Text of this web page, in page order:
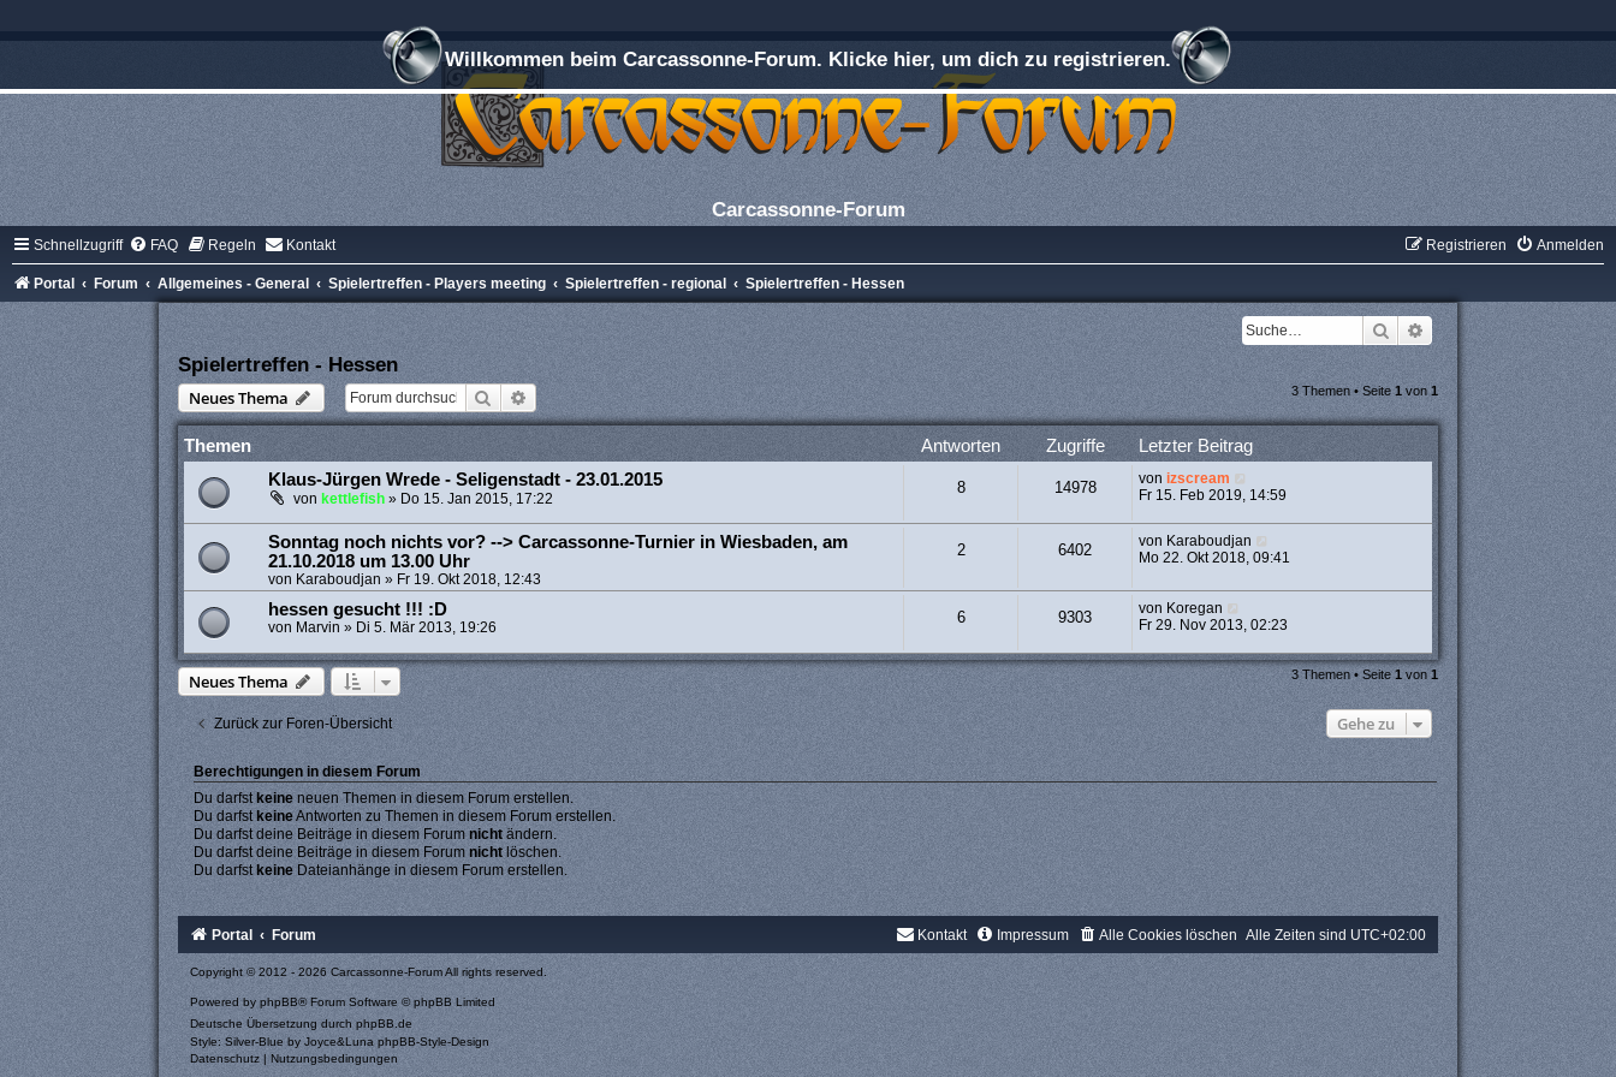
Willkommen beim Carcassonne-Forum. Klicke hier, um dich zu registrieren.
Carcassonne-Forum
Schnellzugriff FAQ Regeln Kontakt Anmelden
Registrieren
Portal Forum Allgemeines - General Spielertreffen - Players meeting Spielertreffen - regional Spielertreffen - Hessen
Suche
Erweiterte Suche
Spielertreffen - Hessen
Neues Thema
Suche Erweiterte Suche 3 Themen • Seite1 von1
Themen Antworten Zugriffe Letzter Beitrag
Klaus-Jürgen Wrede - Seligenstadt - 23.01.2015
von kettlefish» Do 15. Jan 2015, 17:22
8 14978 von izscream
Fr 15. Feb 2019, 14:59
Sonntag noch nichts vor? --> Carcassonne-Turnier in Wiesbaden, am
21.10.2018 um 13.00 Uhr
von Karaboudjan » Fr 19. Okt 2018, 12:43
2 6402 von Karaboudjan
Mo 22. Okt 2018, 09:41
hessen gesucht !!! :D
von Marvin » Di 5. Mär 2013, 19:26
6 9303 von Koregan
Fr 29. Nov 2013, 02:23
Neues Thema 3 Themen • Seite1 von1
Zurück zur Foren-Übersicht Gehe zu
Berechtigungen in diesem Forum
Du darfst keineneuen Themen in diesem Forum erstellen.
Du darfst keineAntworten zu Themen in diesem Forum erstellen.
Du darfst deine Beiträge in diesem Forum nichtändern.
Du darfst deine Beiträge in diesem Forum nichtlöschen.
Du darfst keineDateianhänge in diesem Forum erstellen.
Portal Forum Alle Zeiten sind UTC+02:00
Alle Cookies löschen
Impressum
Kontakt
Copyright © 2012 - 2026 Carcassonne-Forum All rights reserved.
Powered by phpBB® Forum Software © phpBB Limited
Deutsche Übersetzung durch phpBB.de
Style: Silver-Blue by Joyce&Luna phpBB-Style-Design
Datenschutz |Nutzungsbedingungen